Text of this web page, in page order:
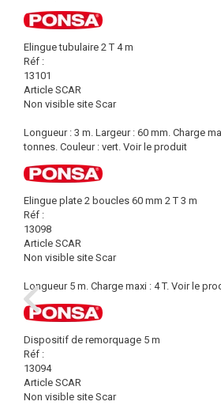
Elingue tubulaire 2 T 4 m
Réf :
13101
Article SCAR
Non visible site Scar
Longueur : 3 m. Largeur : 60 mm. Charge
tonnes. Couleur : vert. Voir le produit
Elingue plate 2 boucles 60 mm 2 T 3 m
Réf :
13098
Article SCAR
Non visible site Scar
Longueur 5 m. Charge maxi : 4 T. Voir le
Dispositif de remorquage 5 m
Réf :
13094
Article SCAR
Non visible site Scar